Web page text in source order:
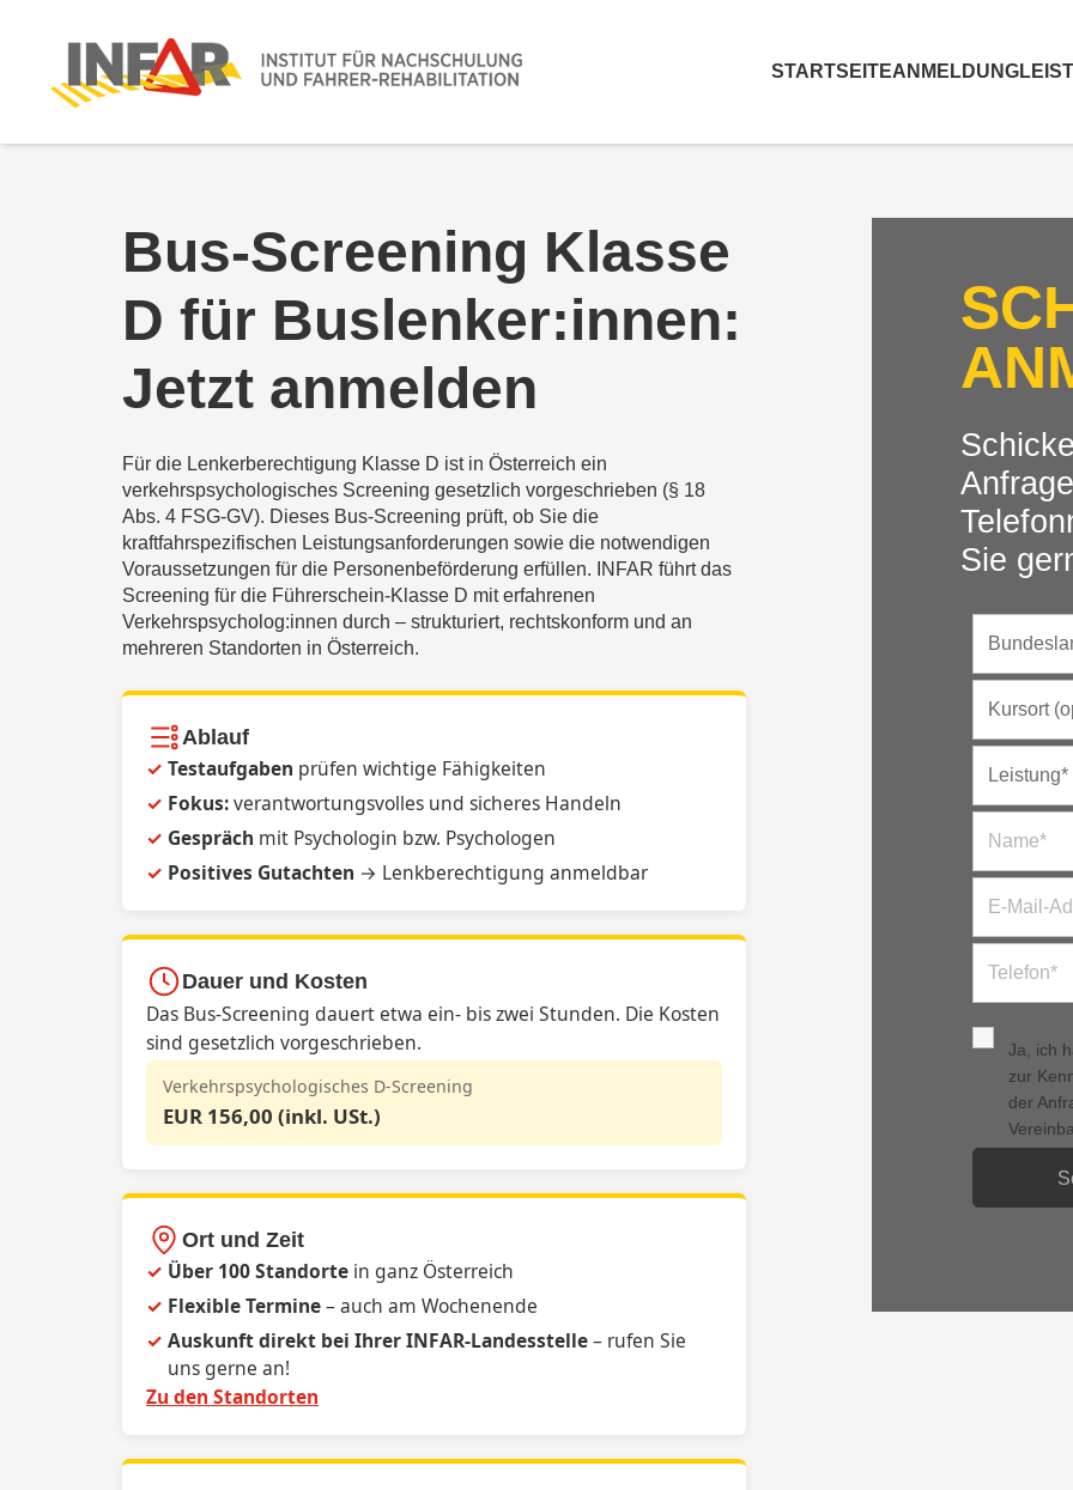
STARTSEITEANMELDUNG
Bus-Screening Klasse
D für Buslenker:innen:
Jetzt anmelden
Für die Lenkerberechtigung Klasse D ist in Österreich ein
verkehrspsychologisches Screening gesetzlich vorgeschrieben (§ 18
Abs. 4 FSG-GV). Dieses Bus-Screening prüft, ob Sie die
kraftfahrspezifischen Leistungsanforderungen sowie die notwendigen
Voraussetzungen für die Personenbeförderung erfüllen. INFAR führt das
Screening für die Führerschein-Klasse D mit erfahrenen
Verkehrspsycholog:innen durch – strukturiert, rechtskonform und an
mehreren Standorten in Österreich.
Ablauf
Testaufgaben prüfen wichtige Fähigkeiten
Fokus:verantwortungsvolles und sicheres Handeln
Gespräch mit Psychologin bzw. Psychologen
Positives Gutachten → Lenkberechtigung anmeldbar
Dauer und Kosten
Das Bus-Screening dauert etwa ein- bis zwei Stunden. Die Kosten
sind gesetzlich vorgeschrieben.
Verkehrspsychologisches D-Screening
EUR 156,00 (inkl. USt.)
Ort und Zeit
Über 100 Standortein ganz Österreich
Flexible Termine– auch am Wochenende
Auskunft direkt bei Ihrer INFAR-Landesstelle– rufen Sie
uns gerne an!
Zu den Standorten
Sie
Ja, ich
zur
der